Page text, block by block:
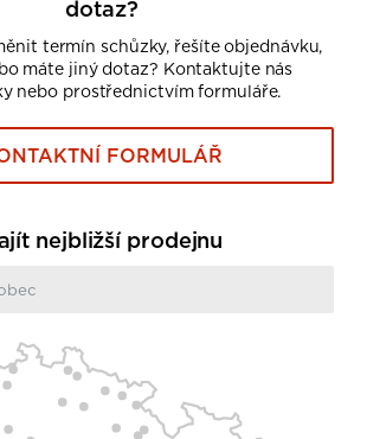
dotaz?
termín schůzky, řešíte objednávku,
máte jiný dotaz? Kontaktujte nás
nebo prostřednictvím formuláře.
FORMULÁŘ
nejbližší prodejnu